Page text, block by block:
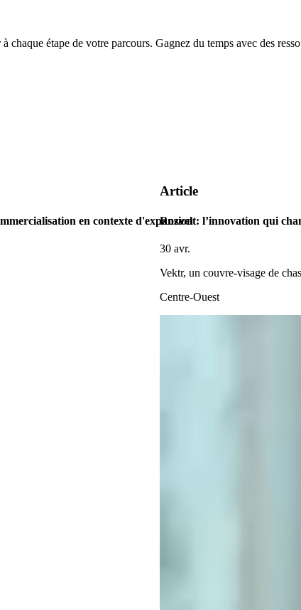
étape de votre parcours. Gagnez du temps avec des
en contexte d'expansion
Article
Rozvelt: l’innovation qui
30 avr.
Vektr, un couvre-visage de
Centre-Ouest